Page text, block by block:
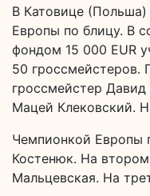
В Катовице
Европы по блицу. В
фондом 15 000 EUR
50 гроссмейстеров.
гроссмейстер
Мацей Клековский.
Чемпионкой Европы
Костенюк. На
Мальцевская. На